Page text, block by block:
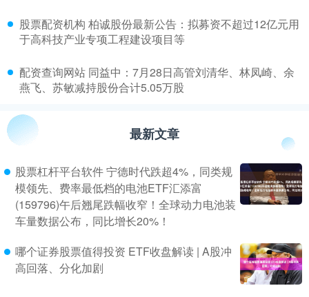
​股票配资机构 柏诚股份最新公告：拟募资不超过12亿元用
于高科技产业专项工程建设项目等
​配资查询网站 同益中：7月28日高管刘清华、林凤崎、余
燕飞、苏敏减持股份合计5.05万股
最新文章
股票杠杆平台软件 宁德时代跌超4%，同类规
模领先、费率最低档的电池ETF汇添富
(159796)午后翘尾跌幅收窄！全球动力电池装
车量数据公布，同比增长20%！
哪个证券股票值得投资 ETF收盘解读 | A股冲
高回落、分化加剧